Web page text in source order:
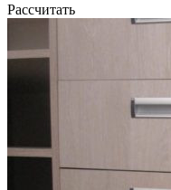
Рассчитать